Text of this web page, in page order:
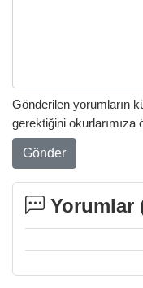
Gönderilen yorumların
gerektiğini okurlarımıza
Gönder
Yorumlar